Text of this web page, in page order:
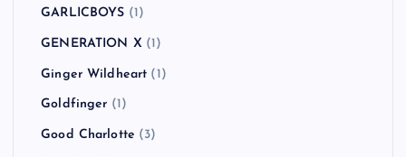
GARLICBOYS (1)
GENERATION X (1)
Ginger Wildheart (1)
Goldfinger (1)
Good Charlotte (3)